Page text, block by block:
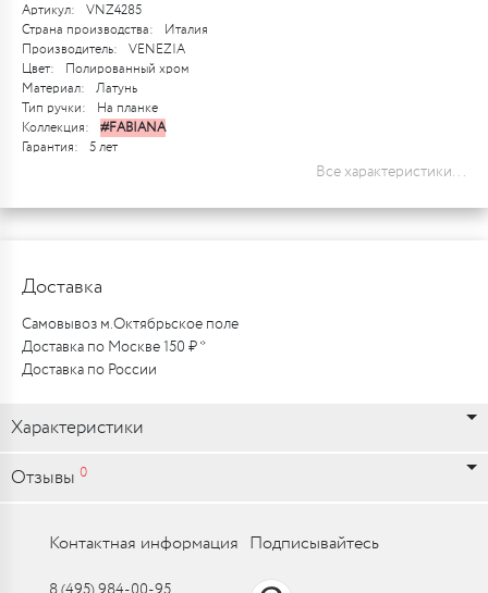
Артикул:
VNZ4285
Страна производства:
Италия
Производитель:
VENEZIA
Цвет:
Полированный хром
Материал:
Латунь
Тип ручки:
На планке
Коллекция:
#FABIANA
Гарантия:
5 лет
Все характеристики...
Доставка
Самовывоз м.Октябрьское поле
Доставка по Москве 150 ₽ *
Доставка по России
Характеристики
Отзывы 0
Контактная информация Подписывайтесь